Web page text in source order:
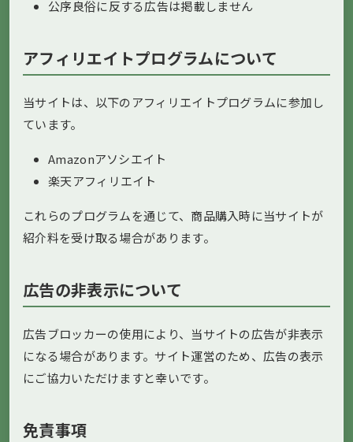
公序良俗に反する広告は掲載しません
アフィリエイトプログラムについて
当サイトは、以下のアフィリエイトプログラムに参加し
ています。
Amazonアソシエイト
楽天アフィリエイト
これらのプログラムを通じて、商品購入時に当サイトが
紹介料を受け取る場合があります。
広告の非表示について
広告ブロッカーの使用により、当サイトの広告が非表示
になる場合があります。サイト運営のため、広告の表示
にご協力いただけますと幸いです。
免責事項